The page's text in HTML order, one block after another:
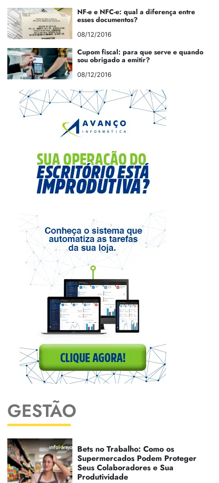
NF-e e NFC-e: qual a diferença entre
esses documentos?
08/12/2016
Cupom fiscal: para que serve e quando
sou obrigado a emitir?
08/12/2016
GESTÃO
Bets no Trabalho: Como os
Supermercados Podem Proteger
Seus Colaboradores e Sua
Produtividade